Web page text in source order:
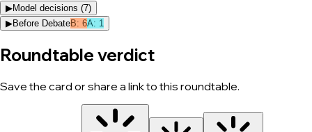
▶Model decisions (7)
▶Before DebateB: 6A: 1
Roundtable verdict
Save the card or share a link to this roundtable.